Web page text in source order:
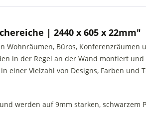
| 2440 x 605 x 22mm"
Büros,
in der Regel an der Wand montiert
einer Vielzahl von Designs, Farben
werden auf 9mm starken, schwarzem